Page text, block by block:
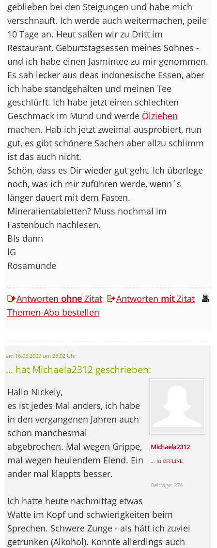
geblieben bei den Steigungen und habe mich
verschnauft. Ich werde auch weitermachen, peile
10 Tage an. Heut saßen wir zu Dritt im
Restaurant, Geburtstagsessen meines Sohnes -
und ich habe einen Jasmintee zu mir genommen.
Es sah lecker aus deas indonesische Essen, aber
ich habe standgehalten und meinen Tee
geschlürft. Ich habe jetzt einen schlechten
Geschmack im Mund und werde Ölziehen
machen. Hab ich jetzt zweimal ausprobiert, nun
gut, es gibt schönere Sachen aber allzu schlimm
ist das auch nicht.
Schön, dass es Dir wieder gut geht. Ich überlege
noch, was ich mir zuführen werde, wenn´s
länger dauert mit dem Fasten.
Mineralientabletten? Muss nochmal im
Fastenbuch nachlesen.
BIs dann
lG
Rosamunde
Antworten ohne Zitat Antworten mitZitat
Themen-Abo bestellen
am 16.03.2007 um 23:02 Uhr
... hat Michaela2312 geschrieben:
Michaela2312
... ist OFFLINE
Beiträge: 274
Hallo Nickely,
es ist jedes Mal anders, ich habe
in den vergangenen Jahren auch
schon manchesmal
abgebrochen. Mal wegen Grippe,
mal wegen heulendem Elend. Ein
ander mal klappts besser.
Ich hatte heute nachmittag etwas
Watte im Kopf und schwierigkeiten beim
Sprechen. Schwere Zunge - als hätt ich zuviel
getrunken (Alkohol). Konnte allerdings auch